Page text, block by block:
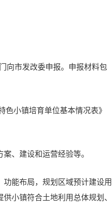
向市发改委申报。申报材料包
小镇培育单位基本情况表》
、建设和运营经验等。
能布局，规划区域预计建设用
小镇符合土地利用总体规划、